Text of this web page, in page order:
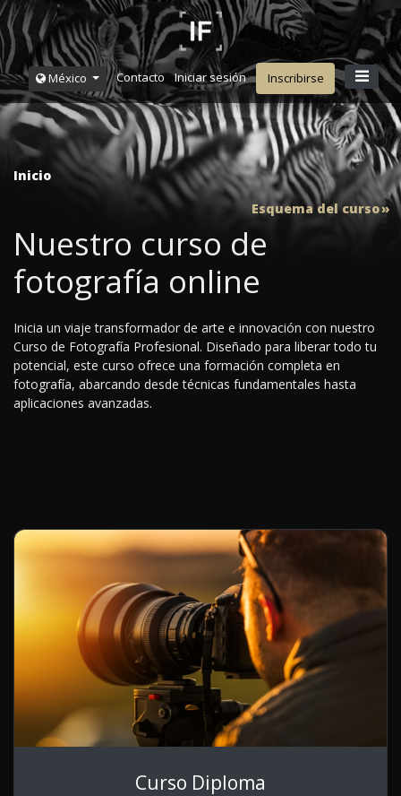
México Contacto Iniciar sesión Inscribirse
Inicio
Esquema del curso
Nuestro curso de
fotografía online
Inicia un viaje transformador de arte e innovación con nuestro
Curso de Fotografía Profesional. Diseñado para liberar todo tu
potencial, este curso ofrece una formación completa en
fotografía, abarcando desde técnicas fundamentales hasta
aplicaciones avanzadas.
Curso Diploma